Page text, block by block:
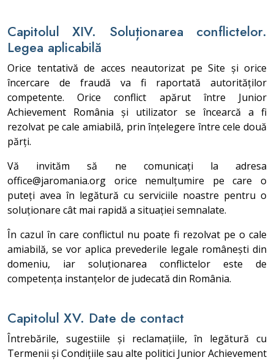
Capitolul XIV. Soluționarea conflictelor.
Legea aplicabilă
Orice tentativă de acces neautorizat pe Site și orice
încercare de fraudă va fi raportată autorităților
competente. Orice conflict apărut între Junior
Achievement România și utilizator se încearcă a fi
rezolvat pe cale amiabilă, prin înțelegere între cele două
părți.
Vă invităm să ne comunicați la adresa
office@jaromania.org orice nemulțumire pe care o
puteți avea în legătură cu serviciile noastre pentru o
soluționare cât mai rapidă a situației semnalate.
În cazul în care conflictul nu poate fi rezolvat pe o cale
amiabilă, se vor aplica prevederile legale românești din
domeniu, iar soluționarea conflictelor este de
competența instanțelor de judecată din România.
Capitolul XV. Date de contact
Întrebările, sugestiile și reclamațiile, în legătură cu
Termenii și Condițiile sau alte politici Junior Achievement